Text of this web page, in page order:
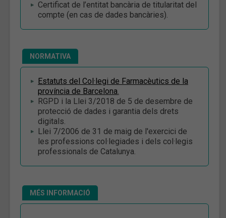
Certificat de l’entitat bancària de titularitat del
compte (en cas de dades bancàries).
NORMATIVA
Estatuts del Col·legi de Farmacèutics de la
província de Barcelona.
RGPD i la Llei 3/2018 de 5 de desembre de
protecció de dades i garantia dels drets
digitals.
Llei 7/2006 de 31 de maig de l'exercici de
les professions col·legiades i dels col·legis
professionals de Catalunya.
MÉS INFORMACIÓ